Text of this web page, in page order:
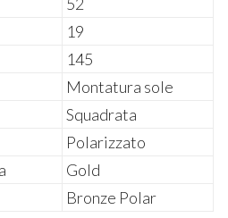
19
145
Montatura sole
Squadrata
Polarizzato
Gold
Bronze Polar